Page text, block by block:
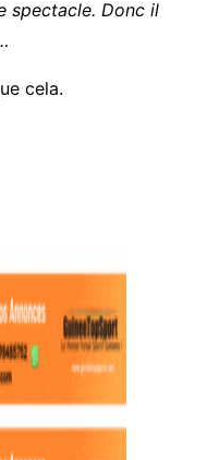
spectacle. Donc il
cela.